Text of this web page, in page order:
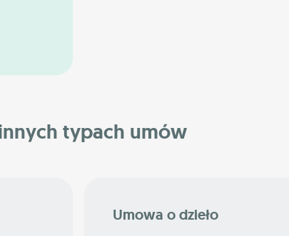
typach umów
Umowa o dzieło